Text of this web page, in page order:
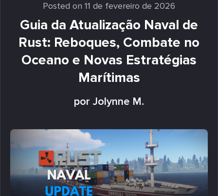
Posted on 11 de fevereiro de 2026
Guia da Atualização Naval de
Rust: Reboques, Combate no
Oceano e Novas Estratégias
Marítimas
por Jolynne M.